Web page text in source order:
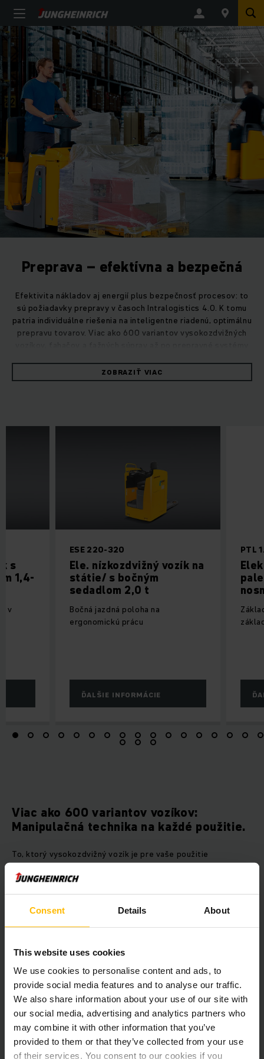
Consent Details About
This website uses cookies
We use cookies to personalise content and ads, to
provide social media features and to analyse our traffic.
We also share information about your use of our site with
our social media, advertising and analytics partners who
may combine it with other information that you’ve
provided to them or that they’ve collected from your use
of their services. You consent to our cookies if you
Preprava – efektívna a bezpečná
Efektivita nákladov aj energií plus bezpečnosť procesov: to
sú požiadavky prepravy v časoch Intralogistics 4.0. K tomu
patria individuálne riešenia na inteligentne riadenú, optimálnu
prepravu tovarov. Viac ako 600 variantov vysokozdvižných
ZOBRAZIŤ VIAC
ESE 220-320
Ele. nízkozdvižný vozík na
státie/ s bočným
sedadlom 2,0 t
Bočná jazdná poloha na
ergonomickú prácu
ĎALŠIE INFORMÁCIE
PTL
s
1,4-
v
Viac ako 600 variantov vozíkov:
Manipulačná technika na každé použitie.
To, ktorý vysokozdvižný vozík je pre vaše použitie
najpohodlnejší a predovšetkým najefektívnejší, závisí od
mnohých faktorov. Krátke, stredne krátke a dlhé prepravné
trasy si príslušne vyžadujú rôzne riešenia. Úzke skladové
zariadenia. V niektorých skladových priestoroch môže byť
výhodou aj použitie univerzálnych vozíkov, ako je napr.
alebo náš vysokozdvižný vozík s výsuvným zdvíhacím
zariadením ETV na kombinovanú prepravu a naskladňovanie,
resp. vyskladňovanie. Ďalšou rozhodujúcou otázkou je to, kto
bude prepravné stroje alebo vozíky obsluhovať. Často sa
meniaca obsluha alebo vodiči potrebujú na efektívnu a
produktívnu prácu individuálne ovládacie prvky. Na všetky
tieto najrôznejšie prípady použitia a požiadavky vám spol.
Jungheinrich poskytuje optimálne vozíky v konfigurácii, ktorá
je pre vás ideálna. Až po špeciálne konštrukčné riešenia